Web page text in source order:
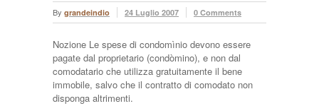
By grandeindio 24 Luglio 2007 0 Comments
Nozione Le spese di condomìnio devono essere
pagate dal proprietario (condòmino), e non dal
comodatario che utilizza gratuitamente il bene
immobile, salvo che il contratto di comodato non
disponga altrimenti.